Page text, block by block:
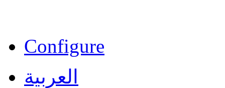
Configure
العربية